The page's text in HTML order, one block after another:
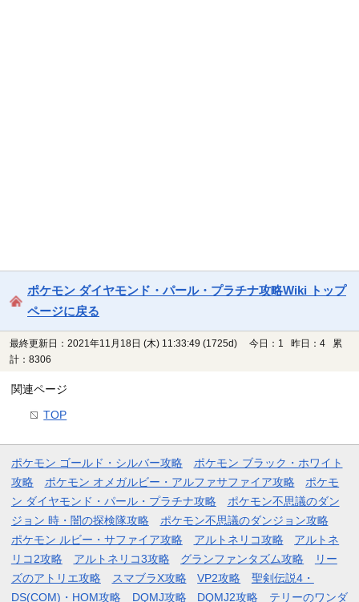
ポケモン ダイヤモンド・パール・プラチナ攻略Wiki トップ
ページに戻る
最終更新日：2021年11月18日 (木) 11:33:49 (1725d)
今日：1 昨日：4 累
計：8306
関連ページ
TOP
ポケモン ゴールド・シルバー攻略
ポケモン ブラック・ホワイト
攻略
ポケモン オメガルビー・アルファサファイア攻略
ポケモ
ン ダイヤモンド・パール・プラチナ攻略
ポケモン不思議のダン
ジョン 時・闇の探検隊攻略
ポケモン不思議のダンジョン攻略
ポケモン ルビー・サファイア攻略
アルトネリコ攻略
アルトネ
リコ2攻略
アルトネリコ3攻略 グランファンタズム攻略
リー
ズのアトリエ攻略
スマブラX攻略 VP2攻略
聖剣伝説4・
DS(COM)・HOM攻略
DQMJ攻略 DQMJ2攻略 テリーのワンダ